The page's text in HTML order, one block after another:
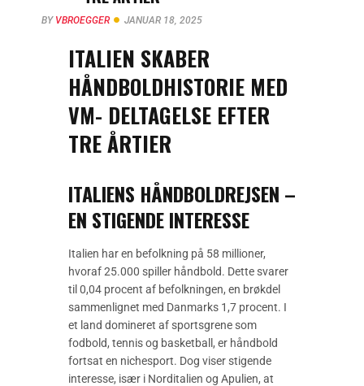
BY VBROEGGER JANUAR 18, 2025
ITALIEN SKABER
HÅNDBOLDHISTORIE MED
VM- DELTAGELSE EFTER
TRE ÅRTIER
ITALIENS HÅNDBOLDREJSEN –
EN STIGENDE INTERESSE
Italien har en befolkning på 58 millioner,
hvoraf 25.000 spiller håndbold. Dette svarer
til 0,04 procent af befolkningen, en brøkdel
sammenlignet med Danmarks 1,7 procent. I
et land domineret af sportsgrene som
fodbold, tennis og basketball, er håndbold
fortsat en nichesport. Dog viser stigende
interesse, især i Norditalien og Apulien, at